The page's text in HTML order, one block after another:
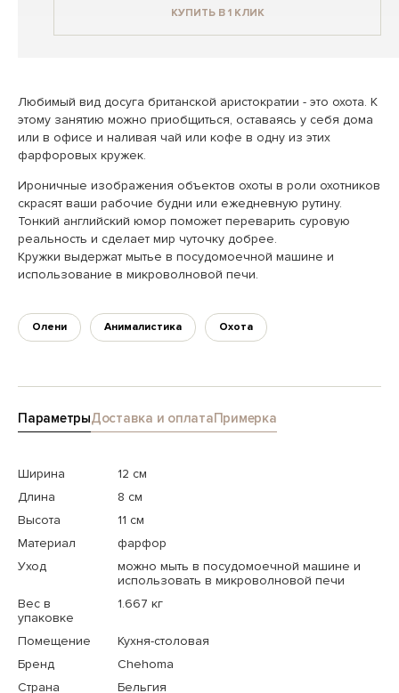
КУПИТЬ В 1 КЛИК
Любимый вид досуга британской аристократии - это охота. К
этому занятию можно приобщиться, оставаясь у себя дома
или в офисе и наливая чай или кофе в одну из этих
фарфоровых кружек.
Ироничные изображения объектов охоты в роли охотников
скрасят ваши рабочие будни или ежедневную рутину.
Тонкий английский юмор поможет переварить суровую
реальность и сделает мир чуточку добрее.
Кружки выдержат мытье в посудомоечной машине и
использование в микроволновой печи.
Олени Анималистика Охота
ПараметрыДоставка и оплатаПримерка
Ширина
12 см
Длина
8 см
Высота
11 см
Материал
фарфор
Уход
можно мыть в посудомоечной машине и
использовать в микроволновой печи
Вес в
упаковке
1.667 кг
Помещение
Кухня-столовая
Бренд
Chehoma
Страна
Бельгия